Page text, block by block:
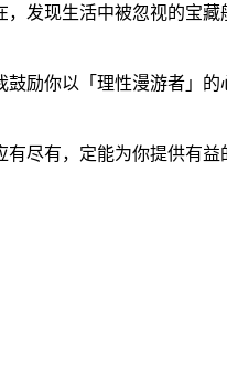
发现生活中被忽视的宝
励你以「理性漫游者」的
尽有，定能为你提供有益